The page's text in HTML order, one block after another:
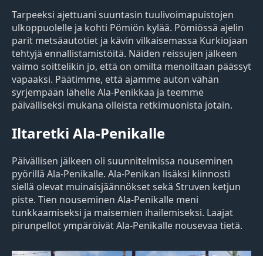
Tarpeeksi ajettuani suuntasin tuulivoimapuistojen
ulkoppuolelle ja kohti Pömiön kylää. Pömiössä ajelin
parit metsäautotiet ja kävin vilkaisemassa Kurkiojaan
tehtyjä ennallistamistöitä. Näiden reissujen jälkeen
vaimo soittelikin jo, että on omilta menoiltaan päässyt
vapaaksi. Päätimme, että ajamme auton vähän
syrjempään lähelle Ala-Penikkaa ja teemme
päivälliseksi mukana olleista retkimuonista jotain.
Iltaretki Ala-Penikalle
Päivällisen jälkeen oli suunnitelmissa nouseminen
pyörillä Ala-Penikalle. Ala-Penikan lisäksi kiinnosti
siellä olevat muinaisjäännökset sekä Struven ketjun
piste. Tien nouseminen Ala-Penikalle meni
tunkkaamiseksi ja maisemien ihailemiseksi. Laajat
pirunpellot ympäröivät Ala-Penikalle nousevaa tietä.